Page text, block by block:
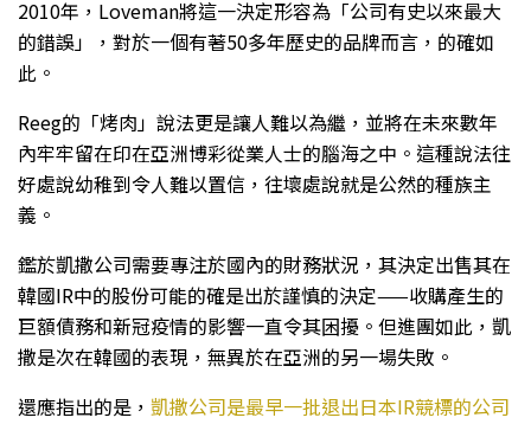
2010年，Loveman將這一決定形容為「公司有史以來最大
的錯誤」，對於一個有著50多年歷史的品牌而言，的確如
此。
Reeg的「烤肉」說法更是讓人難以為繼，並將在未來數年
內牢牢留在印在亞洲博彩從業人士的腦海之中。這種說法往
好處說幼稚到令人難以置信，往壞處說就是公然的種族主
義。
鑑於凱撒公司需要專注於國內的財務狀況，其決定出售其在
韓國IR中的股份可能的確是出於謹慎的決定——收購產生的
巨額債務和新冠疫情的影響一直令其困擾。但進團如此，凱
撒是次在韓國的表現，無異於在亞洲的另一場失敗。
還應指出的是， 凱撒公司是最早一批退出日本IR競標的公司